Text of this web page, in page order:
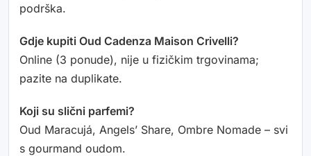
podrška.
Gdje kupiti Oud Cadenza Maison Crivelli?
Online (3 ponude), nije u fizičkim trgovinama;
pazite na duplikate.
Koji su slični parfemi?
Oud Maracujá, Angels’ Share, Ombre Nomade – svi
s gourmand oudom.